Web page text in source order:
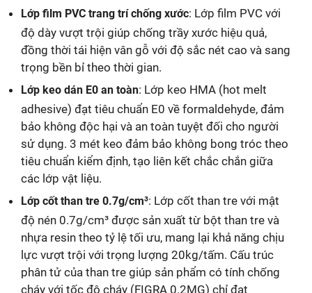
Lớp film PVC trang trí chống xước: Lớp film PVC với
độ dày vượt trội giúp chống trầy xước hiệu quả,
đồng thời tái hiện vân gỗ với độ sắc nét cao và sang
trọng bền bỉ theo thời gian.
Lớp keo dán E0 an toàn: Lớp keo HMA (hot melt
adhesive) đạt tiêu chuẩn E0 về formaldehyde, đảm
bảo không độc hại và an toàn tuyệt đối cho người
sử dụng. 3 mét keo đảm bảo không bong tróc theo
tiêu chuẩn kiểm định, tạo liên kết chắc chắn giữa
các lớp vật liệu.
Lớp cốt than tre 0.7g/cm³: Lớp cốt than tre với mật
độ nén 0.7g/cm³ được sản xuất từ bột than tre và
nhựa resin theo tỷ lệ tối ưu, mang lại khả năng chịu
lực vượt trội với trọng lượng 20kg/tấm. Cấu trúc
phân tử của than tre giúp sản phẩm có tính chống
cháy với tốc độ cháy (FIGRA 0.2MG) chỉ đạt